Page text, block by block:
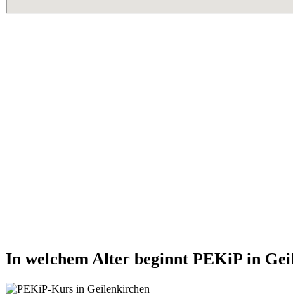
In welchem Alter beginnt PEKiP in